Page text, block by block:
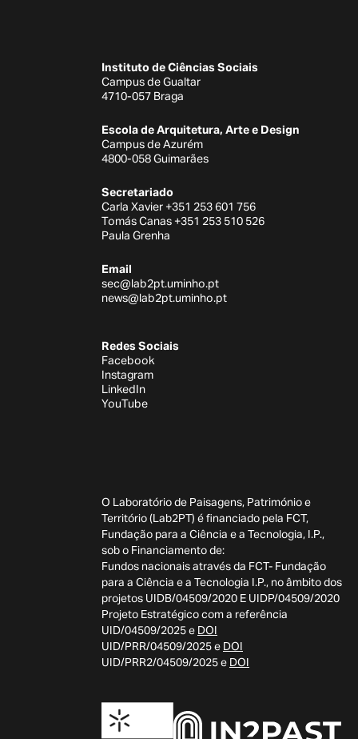
Instituto de Ciências Sociais
Campus de Gualtar
4710-057 Braga
Escola de Arquitetura, Arte e Design
Campus de Azurém
4800-058 Guimarães
Secretariado
Carla Xavier +351 253 601 756
Tomás Canas +351 253 510 526
Paula Grenha
Email
sec@lab2pt.uminho.pt
news@lab2pt.uminho.pt
Redes Sociais
Facebook
Instagram
LinkedIn
YouTube
O Laboratório de Paisagens, Património e
Território (Lab2PT) é financiado pela FCT,
Fundação para a Ciência e a Tecnologia, I.P.,
sob o Financiamento de:
Fundos nacionais através da FCT- Fundação
para a Ciência e a Tecnologia I.P., no âmbito dos
projetos UIDB/04509/2020 E UIDP/04509/2020
Projeto Estratégico com a referência
UID/04509/2025 e DOI
UID/PRR/04509/2025 e DOI
UID/PRR2/04509/2025 e DOI